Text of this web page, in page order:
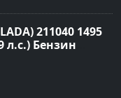
211040 1495
л.с.) Бензин
цвет
2007 года по